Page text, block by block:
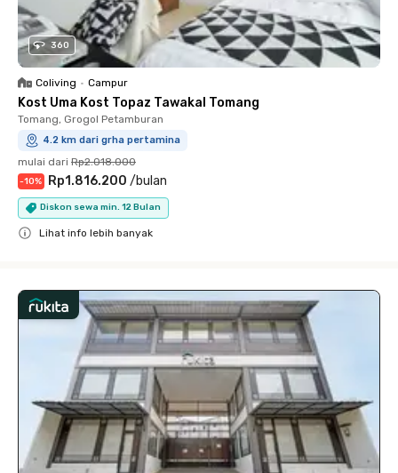
360
Coliving • Campur
Kost Uma Kost Topaz Tawakal Tomang
Tomang, Grogol Petamburan
4.2 km dari grha pertamina
mulai dari Rp2.018.000
-10% Rp1.816.200 /bulan
Diskon sewa min. 12 Bulan
Lihat info lebih banyak